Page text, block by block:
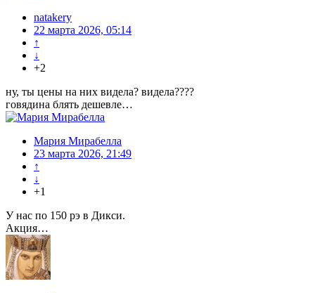
natakery
22 марта 2026, 05:14
↑
↓
+2
ну, ты цены на них видела? видела????
говядина блять дешевле…
Мария Мирабелла
23 марта 2026, 21:49
↑
↓
+1
У нас по 150 рэ в Дикси.
Акция…